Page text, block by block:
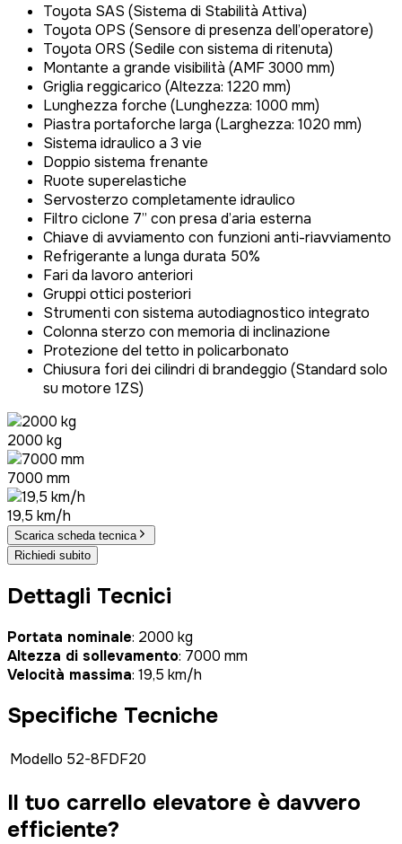
Toyota SAS (Sistema di Stabilità Attiva)
Toyota OPS (Sensore di presenza dell’operatore)
Toyota ORS (Sedile con sistema di ritenuta)
Montante a grande visibilità (AMF 3000 mm)
Griglia reggicarico (Altezza: 1220 mm)
Lunghezza forche (Lunghezza: 1000 mm)
Piastra portaforche larga (Larghezza: 1020 mm)
Sistema idraulico a 3 vie
Doppio sistema frenante
Ruote superelastiche
Servosterzo completamente idraulico
Filtro ciclone 7” con presa d’aria esterna
Chiave di avviamento con funzioni anti-riavviamento
Refrigerante a lunga durata 50%
Fari da lavoro anteriori
Gruppi ottici posteriori
Strumenti con sistema autodiagnostico integrato
Colonna sterzo con memoria di inclinazione
Protezione del tetto in policarbonato
Chiusura fori dei cilindri di brandeggio (Standard solo
su motore 1ZS)
2000 kg
7000 mm
19,5 km/h
Scarica scheda tecnica
Richiedi subito
Dettagli Tecnici
Portata nominale: 2000 kg
Altezza di sollevamento: 7000 mm
Velocità massima: 19,5 km/h
Specifiche Tecniche
Modello 52-8FDF20
Il tuo carrello elevatore è davvero
efficiente?